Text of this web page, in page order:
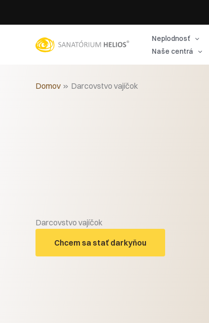
Neplodnosť
Naše centrá
Domov Darcovstvo vajíčok
Darcovstvo vajíčok
Chcem sa stať darkyňou